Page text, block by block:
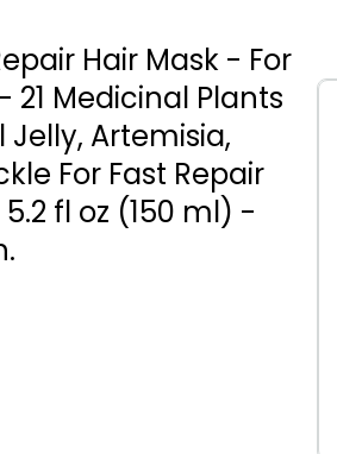
Hair Mask - For
21 Medicinal Plants
Jelly, Artemisia,
For Fast Repair
fl oz (150 ml) -